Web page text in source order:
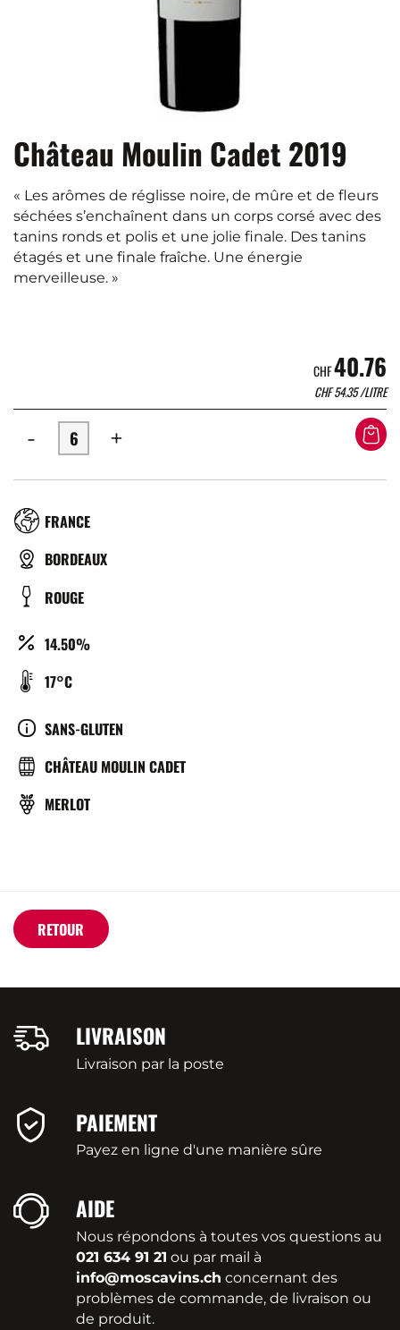
Château Moulin Cadet 2019
« Les arômes de réglisse noire, de mûre et de fleurs
séchées s’enchaînent dans un corps corsé avec des
tanins ronds et polis et une jolie finale. Des tanins
étagés et une finale fraîche. Une énergie
merveilleuse. »
CHF40.76
CHF54.35/LITRE
- +
RÉGION
FRANCE
TYPE
BIÈRE
BORDEAUX
COULEUR
ROUGE
ALCOOL
14.50%
TEMPÉRATURE
SERVICE
(°C)
17°C
CULTURE
SANS-GLUTEN
BRASSERIE
CHÂTEAU MOULIN CADET
CÉPAGE(S)
MERLOT
RETOUR
LIVRAISON
Livraison par la poste
PAIEMENT
Payez en ligne d'une manière sûre
AIDE
Nous répondons à toutes vos questions au
021 634 91 21 ou par mail à
info@moscavins.ch concernant des
problèmes de commande, de livraison ou
de produit.